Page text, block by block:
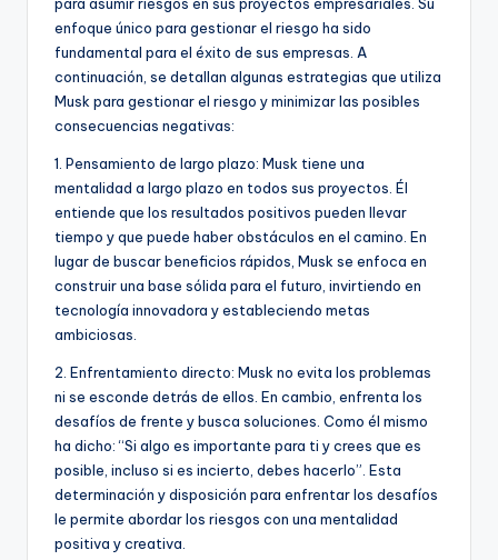
enfoque único para gestionar el riesgo ha sido
fundamental para el éxito de sus empresas. A
continuación, se detallan algunas estrategias que utiliza
Musk para gestionar el riesgo y minimizar las posibles
consecuencias negativas:
1. Pensamiento de largo plazo: Musk tiene una
mentalidad a largo plazo en todos sus proyectos. Él
entiende que los resultados positivos pueden llevar
tiempo y que puede haber obstáculos en el camino. En
lugar de buscar beneficios rápidos, Musk se enfoca en
construir una base sólida para el futuro, invirtiendo en
tecnología innovadora y estableciendo metas
ambiciosas.
2. Enfrentamiento directo: Musk no evita los problemas
ni se esconde detrás de ellos. En cambio, enfrenta los
desafíos de frente y busca soluciones. Como él mismo
ha dicho: “Si algo es importante para ti y crees que es
posible, incluso si es incierto, debes hacerlo”. Esta
determinación y disposición para enfrentar los desafíos
le permite abordar los riesgos con una mentalidad
positiva y creativa.